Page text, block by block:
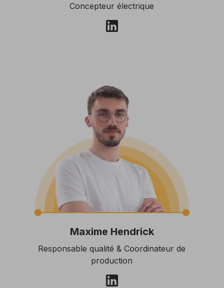
Concepteur électrique
Maxime Hendrick
Responsable qualité & Coordinateur de
production